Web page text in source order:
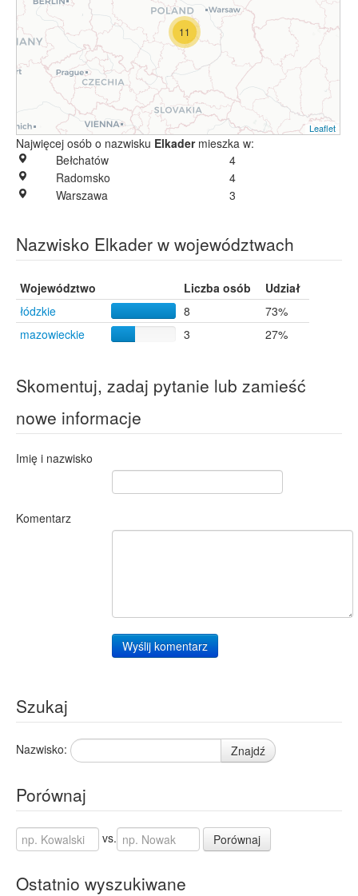
11
Leaflet
Najwięcej osób o nazwisku Elkadermieszka w:
Bełchatów
4
Radomsko
4
Warszawa
3
Nazwisko Elkader w województwach
Województwo Liczba osób
Udział
łódzkie
8
73%
mazowieckie
3 27%
Skomentuj, zadaj pytanie lub zamieść
nowe informacje
Imię i nazwisko
Komentarz
Wyślij komentarz
Szukaj
Nazwisko: Znajdź
Porównaj
vs. Porównaj
Ostatnio wyszukiwane